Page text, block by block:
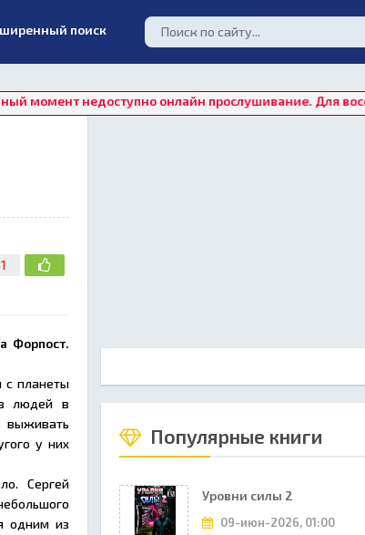
поиск
онлайн прослушивание. Для
Форпост.
с планеты
людей в
выживать
у них
Сергей
одним из
Популярные книги
Уровни силы 2
09-июн-2026, 01:00